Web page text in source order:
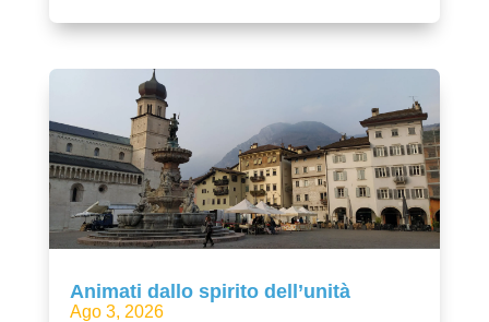
Animati dallo spirito dell’unità
Ago 3, 2026